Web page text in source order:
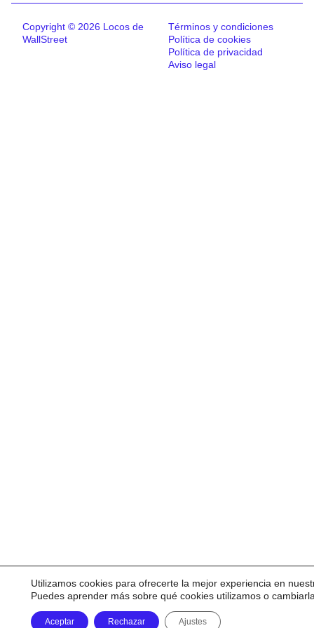
Copyright © 2026 Locos de
WallStreet
Términos y condiciones
Política de cookies
Política de privacidad
Aviso legal
Utilizamos cookies para ofrecerte la mejor experiencia en
Puedes aprender más sobre qué cookies utilizamos o
Aceptar Rechazar Ajustes